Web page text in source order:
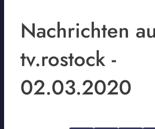
Nachrichten
tv.rostock -
02.03.2020